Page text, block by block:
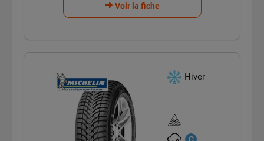
Voir la fiche
Hiver
Homologation
verglas